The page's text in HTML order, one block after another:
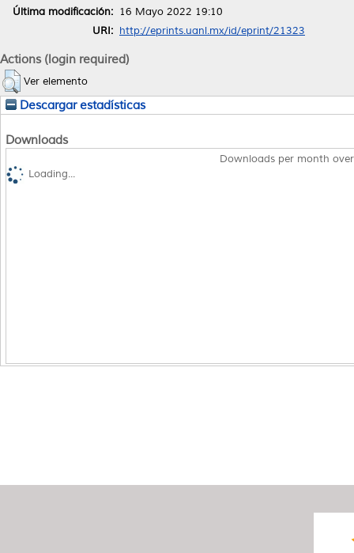
Última modificación: 16 Mayo 2022 19:10
URI: http://eprints.uanl.mx/id/eprint/21323
Actions (login required)
Ver elemento
Descargar estadísticas
Downloads
Downloads per month
Loading...